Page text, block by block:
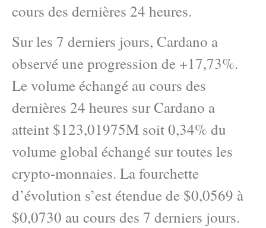
cours des dernières 24 heures.
Sur les 7 derniers jours, Cardano a
observé une progression de +17,73%.
Le volume échangé au cours des
dernières 24 heures sur Cardano a
atteint $123,01975M soit 0,34% du
volume global échangé sur toutes les
crypto-monnaies. La fourchette
d’évolution s’est étendue de $0,0569 à
$0,0730 au cours des 7 derniers jours.